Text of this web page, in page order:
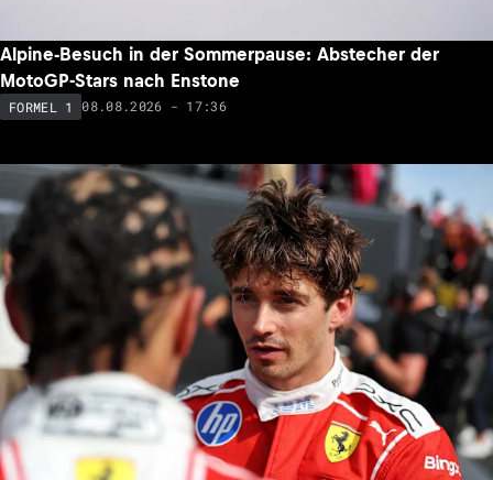
Alpine-Besuch in der Sommerpause: Abstecher der
MotoGP-Stars nach Enstone
FORMEL 1 08.08.2026 - 17:36